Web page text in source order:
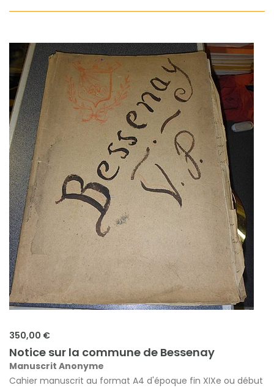
350,00 €
Notice sur la commune de Bessenay
Manuscrit Anonyme
Cahier manuscrit au format A4 d'époque fin XIXe ou début